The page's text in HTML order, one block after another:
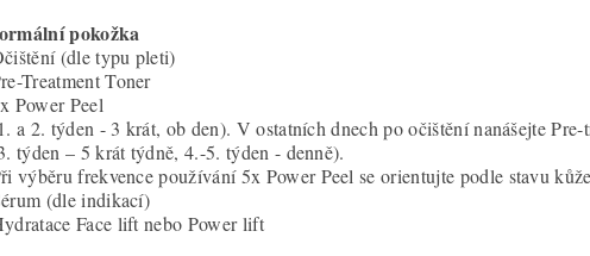
pokožka
(dle typu pleti)
Treatment Toner
Power Peel
a 2. týden - 3 krát, ob den). V ostatních dnech po očištění nanášejte Pre-
týden – 5 krát týdně, 4.-5. týden - denně).
výběru frekvence používání 5x Power Peel se orientujte podle stavu
(dle indikací)
Face lift nebo Power lift